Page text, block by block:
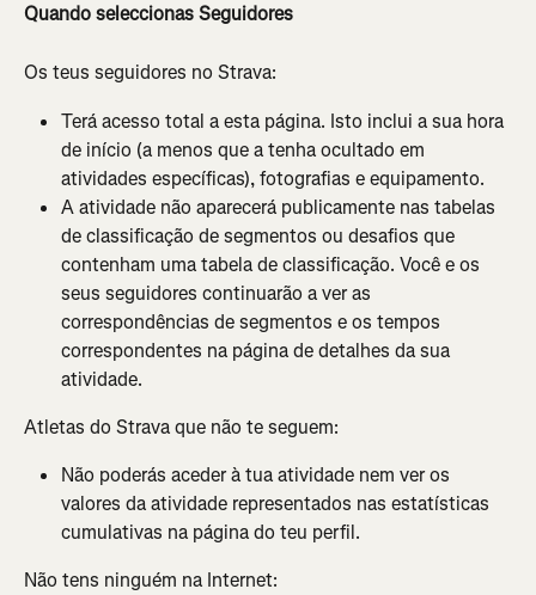
Quando seleccionas Seguidores
Os teus seguidores no Strava:
Terá acesso total a esta página. Isto inclui a sua hora
de início (a menos que a tenha ocultado em
atividades específicas), fotografias e equipamento.
A atividade não aparecerá publicamente nas tabelas
de classificação de segmentos ou desafios que
contenham uma tabela de classificação. Você e os
seus seguidores continuarão a ver as
correspondências de segmentos e os tempos
correspondentes na página de detalhes da sua
atividade.
Atletas do Strava que não te seguem:
Não poderás aceder à tua atividade nem ver os
valores da atividade representados nas estatísticas
cumulativas na página do teu perfil.
Não tens ninguém na Internet: